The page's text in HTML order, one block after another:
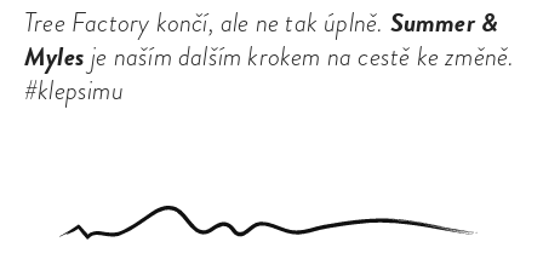
Tree Factory končí, ale ne tak úplně. Summer &
Mylesje naším dalším krokem na cestě ke změně.
#klepsimu